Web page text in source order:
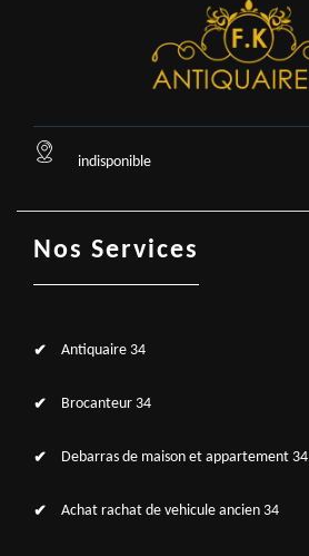
indisponible
Nos Services
Antiquaire 34
Brocanteur 34
Debarras de maison et appartement 34
Achat rachat de vehicule ancien 34